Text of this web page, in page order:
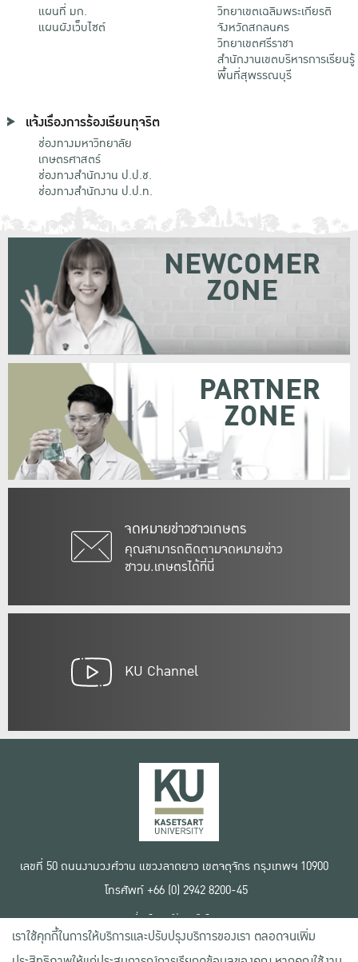
แผนที่ มก.
แผนผังเว็บไซต์
วิทยาเขตเฉลิมพระเกียรติ
จังหวัดสกลนคร
วิทยาเขตศรีราชา
สำนักงานเขตบริหารการเรียนรู้
พื้นที่สุพรรณบุรี
แจ้งเรื่องการร้องเรียนทุจริต
ช่องทางมหาวิทยาลัย
เกษตรศาสตร์
ช่องทางสำนักงาน ป.ป.ช.
ช่องทางสำนักงาน ป.ป.ท.
จดหมายข่าวชาวเกษตร
คุณสามารถติดตามจดหมายข่าว
ชาวม.เกษตรได้ที่นี่
NEWCOMER
ZONE
PARTNER
ZONE
KU Channel
เลขที่ 50 ถนนงามวงศ์วาน แขวงลาดยาว เขตจตุจักร กรุงเทพฯ 10900
โทรศัพท์ +66 (0) 2942 8200-45
เงื่อนไขการใช้งานเว็บไซต์
ข้อตกลงด้านสิทธิ์ใช้งาน
นโยบายความเป็นส่วนตัว
เราใช้คุกกี้ในการให้บริการและปรับปรุงบริการของเรา ตลอดจนเพิ่ม